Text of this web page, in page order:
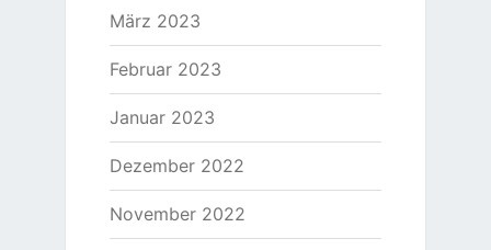
März 2023
Februar 2023
Januar 2023
Dezember 2022
November 2022